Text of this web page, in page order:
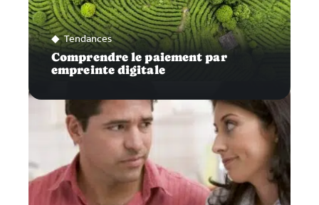
Tendances
Comprendre le paiement par
empreinte digitale